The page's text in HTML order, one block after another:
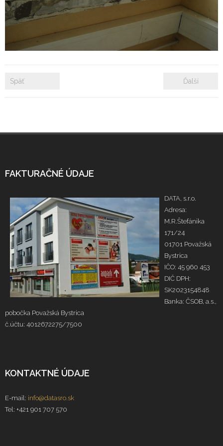
- Zámkové dlažby
- Rekonštrukcie bytových a nebytových priestorov
Referencie
Späť Ďalší
FAKTURAČNÉ ÚDAJE
DATA, s.r.o.
Adresa:
M.R.Štefánika
171/24
01701 Považská
Bystrica
IČO: 45 960 453
DIČ DPH:
SK2023154848
Banka: ČSOB, a.s.,
pobočka Považská Bystrica
č.účtu: 4012672275/7500
KONTAKTNÉ ÚDAJE
E-mail: info@datasro.sk
Tel: +421 901 707 570